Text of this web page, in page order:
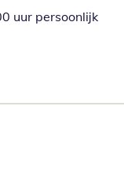
uur persoonlijk